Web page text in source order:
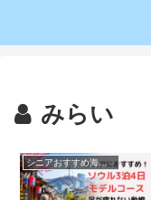
みらい
シニアおすすめ海外旅行先